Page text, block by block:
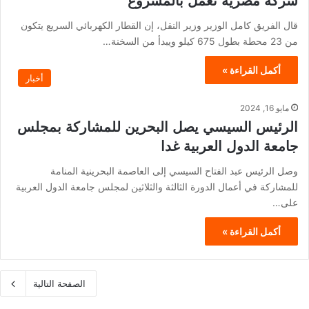
قال الفريق كامل الوزير وزير النقل، إن القطار الكهربائي السريع يتكون
من 23 محطة بطول 675 كيلو ويبدأ من السخنة…
أكمل القراءة »
أخبار
مايو 16, 2024
الرئيس السيسي يصل البحرين للمشاركة بمجلس
جامعة الدول العربية غدا
وصل الرئيس عبد الفتاح السيسي إلى العاصمة البحرينية المنامة
للمشاركة في أعمال الدورة الثالثة والثلاثين لمجلس جامعة الدول العربية
على…
أكمل القراءة »
الصفحة التالية